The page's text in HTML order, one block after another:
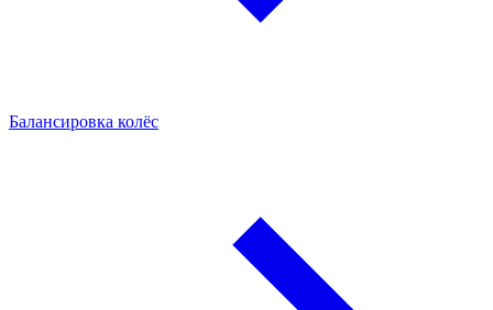
Балансировка колёс